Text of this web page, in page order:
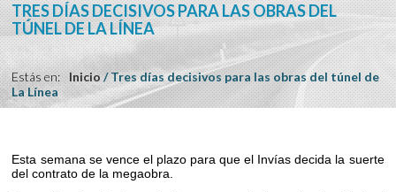
TRES DÍAS DECISIVOS PARA LAS OBRAS DEL
TÚNEL DE LA LÍNEA
Estás en: Inicio/Tres días decisivos para las obras del túnel de
La Línea
Esta semana se vence el plazo para que el Invías decida la suerte
del contrato de la megaobra.